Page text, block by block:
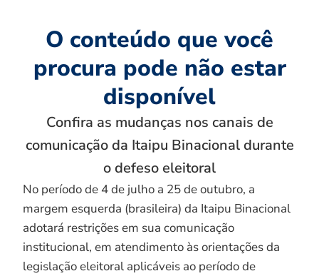
O conteúdo que você
procura pode não estar
disponível
Confira as mudanças nos canais de
comunicação da Itaipu Binacional durante
o defeso eleitoral
No período de 4 de julho a 25 de outubro, a
margem esquerda (brasileira) da Itaipu Binacional
adotará restrições em sua comunicação
institucional, em atendimento às orientações da
legislação eleitoral aplicáveis ao período de